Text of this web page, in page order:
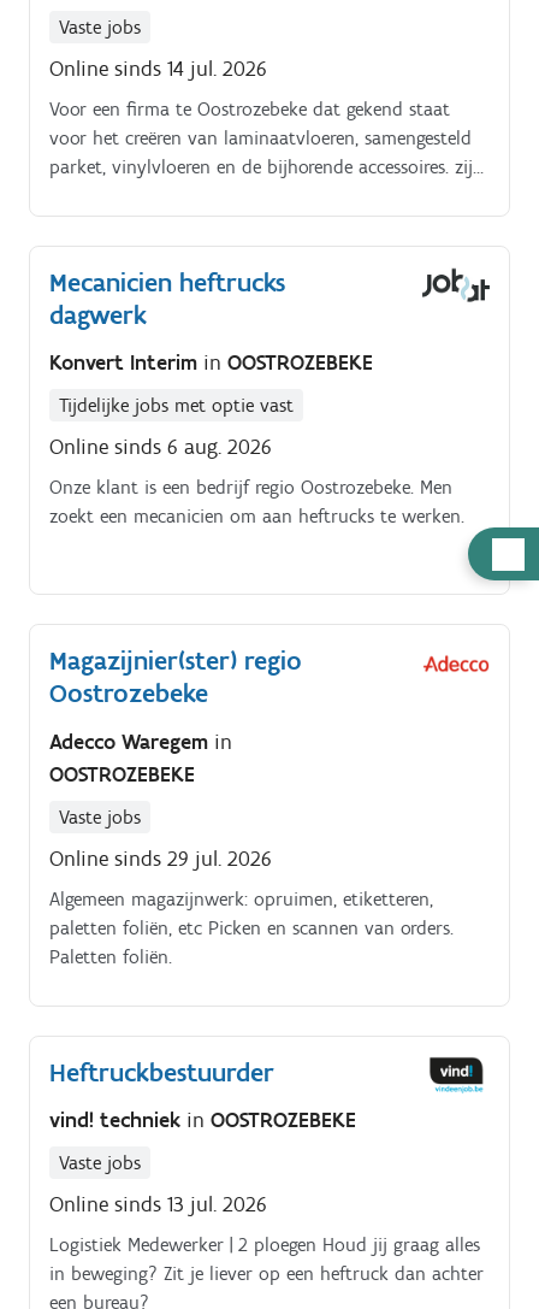
Vaste jobs
Online sinds 14 jul. 2026
Voor een firma te Oostrozebeke dat gekend staat
voor het creëren van laminaatvloeren, samengesteld
parket, vinylvloeren en de bijhorende accessoires. zijn
Mecanicien heftrucks
dagwerk
Konvert Interim in OOSTROZEBEKE
Tijdelijke jobs met optie vast
Online sinds 6 aug. 2026
Onze klant is een bedrijf regio Oostrozebeke. Men
zoekt een mecanicien om aan heftrucks te werken.
Magazijnier(ster) regio
Oostrozebeke
Adecco Waregem in
OOSTROZEBEKE
Vaste jobs
Online sinds 29 jul. 2026
Algemeen magazijnwerk: opruimen, etiketteren,
paletten foliën, etc Picken en scannen van orders.
Paletten foliën.
Heftruckbestuurder
vind! techniek in OOSTROZEBEKE
Vaste jobs
Online sinds 13 jul. 2026
Logistiek Medewerker | 2 ploegen Houd jij graag alles
in beweging? Zit je liever op een heftruck dan achter
een bureau?